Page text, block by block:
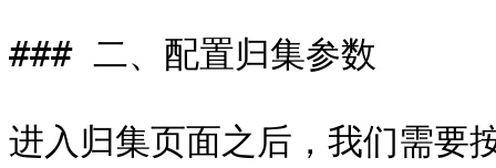
### 二、配置归集参数
进入归集页面之后，我们需要